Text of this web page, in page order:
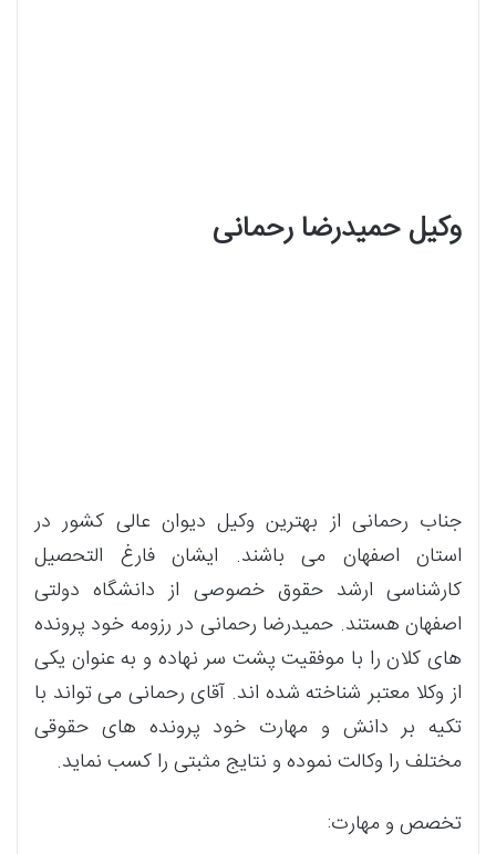
وکیل حمیدرضا رحمانی
جناب رحمانی از بهترین وکیل دیوان عالی کشور در
استان اصفهان می باشند. ایشان فارغ التحصیل
کارشناسی ارشد حقوق خصوصی از دانشگاه دولتی
اصفهان هستند. حمیدرضا رحمانی در رزومه خود پرونده
های کلان را با موفقیت پشت سر نهاده و به عنوان یکی
از وکلا معتبر شناخته شده اند. آقای رحمانی می تواند با
تکیه بر دانش و مهارت خود پرونده های حقوقی
مختلف را وکالت نموده و نتایج مثبتی را کسب نماید.
تخصص و مهارت: